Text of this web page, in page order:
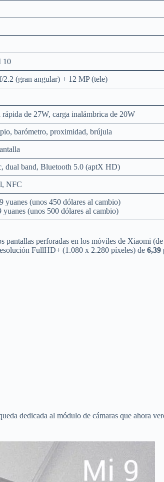
10
(gran angular) + 12 MP (tele)
de 27W, carga inalámbrica de 20W
barómetro, proximidad, brújula
dual band, Bluetooth 5.0 (aptX HD)
NFC
(unos 450 dólares al cambio)
(unos 500 dólares al cambio)
perforadas en los móviles de Xiaomi
FullHD+ (1.080 x 2.280 píxeles) de 6,39
dedicada al módulo de cámaras que ahora